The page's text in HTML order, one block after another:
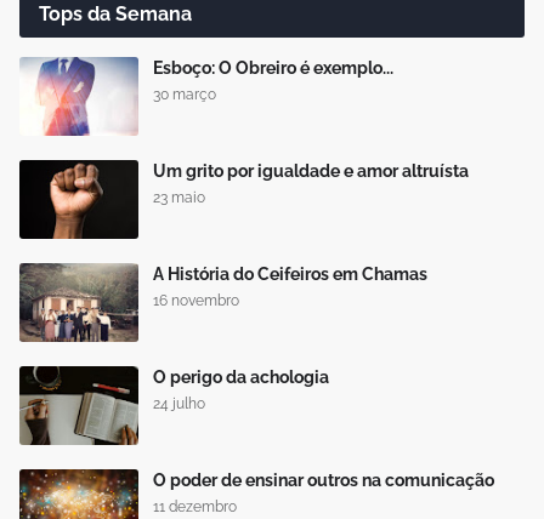
Tops da Semana
Esboço: O Obreiro é exemplo...
30 março
Um grito por igualdade e amor altruísta
23 maio
A História do Ceifeiros em Chamas
16 novembro
O perigo da achologia
24 julho
O poder de ensinar outros na comunicação
11 dezembro